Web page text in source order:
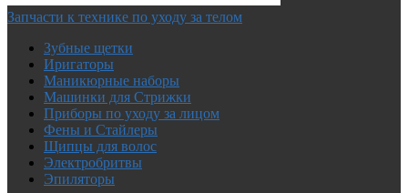
Запчасти к технике по уходу за телом
Зубные щетки
Иригаторы
Маникюрные наборы
Машинки для Стрижки
Приборы по уходу за лицом
Фены и Стайлеры
Щипцы для волос
Электробритвы
Эпиляторы